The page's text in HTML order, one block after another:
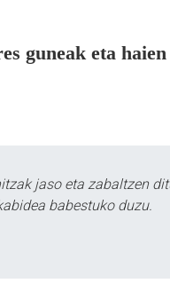
guneak eta
jaso eta zabaltzen
babestuko duzu.